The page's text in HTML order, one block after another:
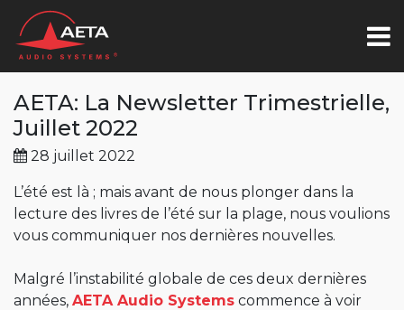
AETA: La Newsletter Trimestrielle,
Juillet 2022
28 juillet 2022
L’été est là ; mais avant de nous plonger dans la
lecture des livres de l’été sur la plage, nous voulions
vous communiquer nos dernières nouvelles.
Malgré l’instabilité globale de ces deux dernières
années, AETA Audio Systems commence à voir